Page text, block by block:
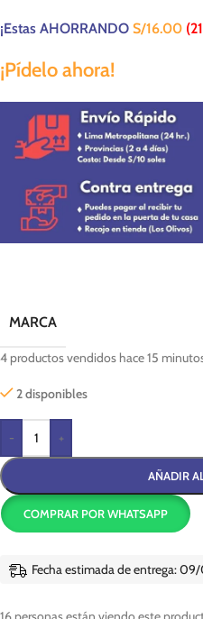
¡Estas AHORRANDO S/16.00
¡Pídelo ahora!
MARCA
4 productos vendidos hace 15
2 disponibles
- +
AÑADIR
COMPRAR POR WHATSAPP
Fecha estimada de entrega: